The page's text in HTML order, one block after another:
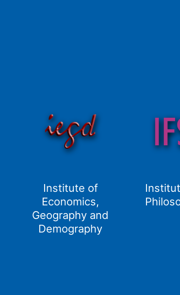
Institute of
Economics,
Geography and
Demography